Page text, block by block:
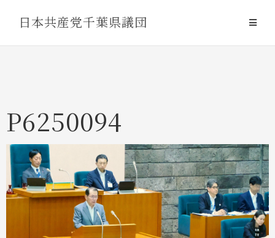
日本共産党千葉県議団
P6250094